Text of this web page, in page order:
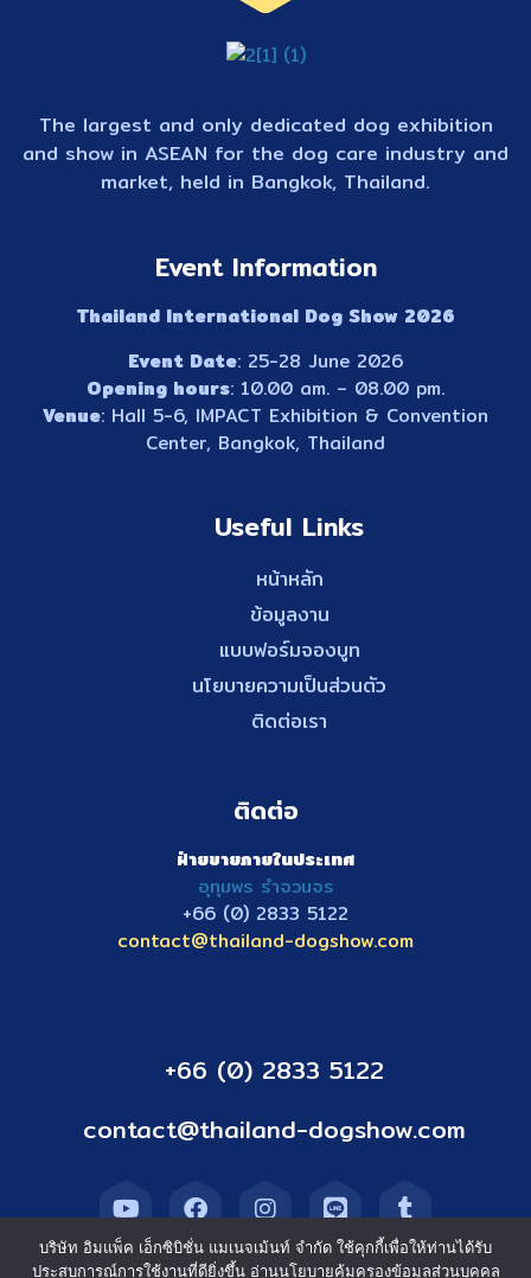
The largest and only dedicated dog exhibition
and show in ASEAN for the dog care industry and
market, held in Bangkok, Thailand.
Event Information
Thailand International Dog Show 2026
Event Date: 25-28 June 2026
Opening hours: 10.00 am. – 08.00 pm.
Venue: Hall 5-6, IMPACT Exhibition & Convention
Center, Bangkok, Thailand
Useful Links
หน้าหลัก
ข้อมูลงาน
แบบฟอร์มจองบูท
นโยบายความเป็นส่วนตัว
ติดต่อเรา
ติดต่อ
ฝ่ายขายภายในประเทศ
อุทุมพร รำจวนจร
+66 (0) 2833 5122
contact@thailand-dogshow.com
+66 (0) 2833 5122
contact@thailand-dogshow.com
บริษัท อิมแพ็ค เอ็กซิบิชั่น แมเนจเม้นท์ จำกัด ใช้คุกกี้เพื่อให้ท่านได้รับ
ประสบการณ์การใช้งานที่ดียิ่งขึ้น อ่านนโยบายคุ้มครองข้อมูลส่วนบุคคล